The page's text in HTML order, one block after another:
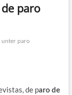
paro
unter paro
de paro de